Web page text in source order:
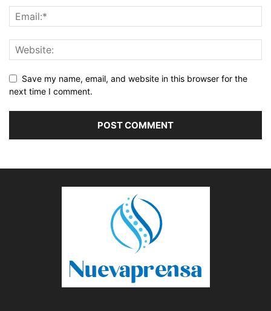
Save my name, email, and website in this browser for the
next time I comment.